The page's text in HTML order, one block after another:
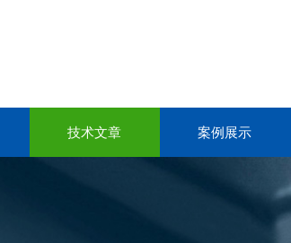
技术文章 案例展示